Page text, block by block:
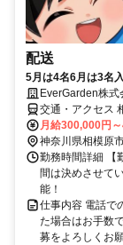
配送
5月は4名6月は3名
EverGarden株
交通・アクセス
月給300,000円
神奈川県相模原
勤務時間詳細 【
間は決めさせて
能！
仕事内容 電話で
た場合はお手数
募をよろしくお